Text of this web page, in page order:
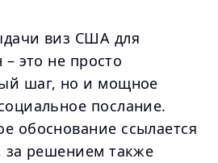
виз США для
это не просто
шаг, но и мощное
послание.
обоснование ссылается
за решением также